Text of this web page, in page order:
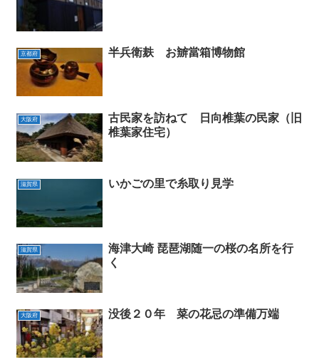
京都府 半兵衛麸 お辧當箱博物館
大阪府
古民家を訪ねて 日向椎葉の民家（旧
椎葉家住宅）
滋賀県 いかごの里で糸取り見学
滋賀県
海津大崎 琵琶湖随一の桜の名所を行
く
大阪府 没後２０年 菜の花忌の準備万端